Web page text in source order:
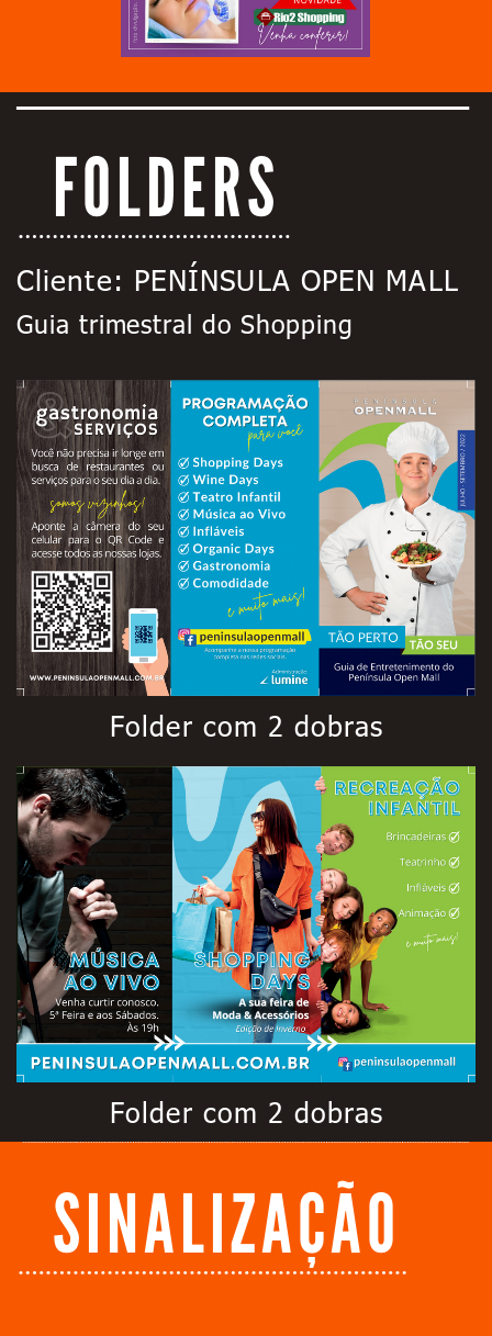
FOLDERS
Cliente: PENÍNSULA OPEN MALL
Guia trimestral do Shopping
Folder com 2 dobras
Folder com 2 dobras
SINALIZAÇÃO